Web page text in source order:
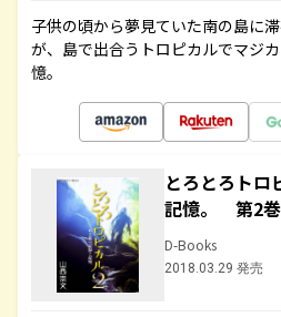
子供の頃から夢見ていた南の島に
が、島で出合うトロピカルでマジ
憶。
とろとろト
記憶。 第2巻
D-Books
2018.03.29 発売